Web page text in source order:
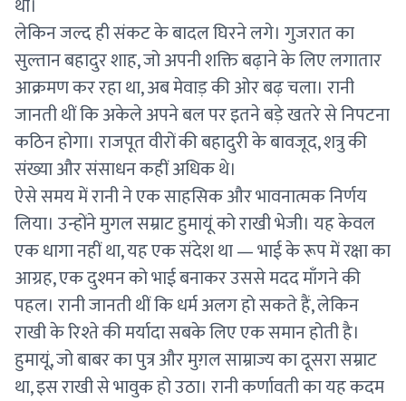
थीं।
लेकिन जल्द ही संकट के बादल घिरने लगे। गुजरात का
सुल्तान बहादुर शाह, जो अपनी शक्ति बढ़ाने के लिए लगातार
आक्रमण कर रहा था, अब मेवाड़ की ओर बढ़ चला। रानी
जानती थीं कि अकेले अपने बल पर इतने बड़े खतरे से निपटना
कठिन होगा। राजपूत वीरों की बहादुरी के बावजूद, शत्रु की
संख्या और संसाधन कहीं अधिक थे।
ऐसे समय में रानी ने एक साहसिक और भावनात्मक निर्णय
लिया। उन्होंने मुगल सम्राट हुमायूं को राखी भेजी। यह केवल
एक धागा नहीं था, यह एक संदेश था — भाई के रूप में रक्षा का
आग्रह, एक दुश्मन को भाई बनाकर उससे मदद माँगने की
पहल। रानी जानती थीं कि धर्म अलग हो सकते हैं, लेकिन
राखी के रिश्ते की मर्यादा सबके लिए एक समान होती है।
हुमायूं, जो बाबर का पुत्र और मुग़ल साम्राज्य का दूसरा सम्राट
था, इस राखी से भावुक हो उठा। रानी कर्णावती का यह कदम